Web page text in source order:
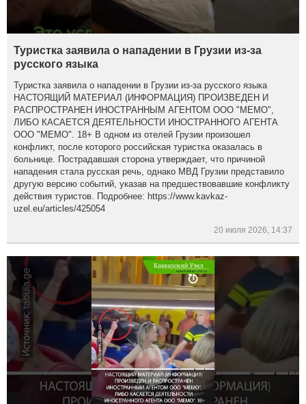
Туристка заявила о нападении в Грузии из-за
русского языка
Туристка заявила о нападении в Грузии из-за русского языка
НАСТОЯЩИЙ МАТЕРИАЛ (ИНФОРМАЦИЯ) ПРОИЗВЕДЕН И
РАСПРОСТРАНЕН ИНОСТРАННЫМ АГЕНТОМ ООО "МЕМО",
ЛИБО КАСАЕТСЯ ДЕЯТЕЛЬНОСТИ ИНОСТРАННОГО АГЕНТА
ООО "МЕМО". 18+ В одном из отелей Грузии произошел
конфликт, после которого российская туристка оказалась в
больнице. Пострадавшая сторона утверждает, что причиной
нападения стала русская речь, однако МВД Грузии представило
другую версию событий, указав на предшествовавшие конфликту
действия туристов. Подробнее: https://www.kavkaz-
uzel.eu/articles/425054
20 июля 2026, 14:37